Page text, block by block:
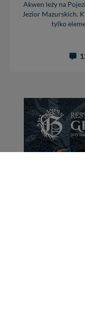
Akwen leży na
Jezior Mazurskich.
tylko